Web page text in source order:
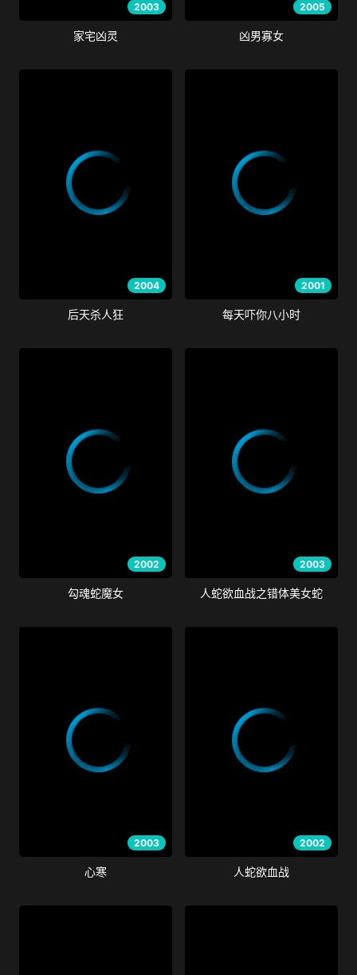
2003
家宅凶灵
2005
凶男寡女
2004
后天杀人狂
2001
每天吓你八小时
2002
勾魂蛇魔女
2003
人蛇欲血战之错体美女蛇
2003
心寒
2002
人蛇欲血战